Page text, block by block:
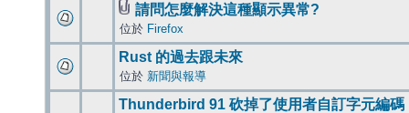
請問怎麼解決這種顯示異常?
位於 Firefox
Rust 的過去跟未來
位於 新聞與報導
Thunderbird 91 砍掉了使用者自訂字元編碼